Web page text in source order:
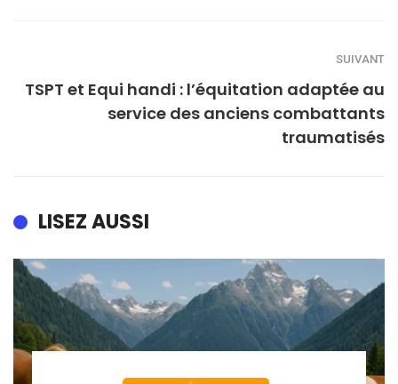
SUIVANT
TSPT et Equi handi : l’équitation adaptée au
service des anciens combattants
traumatisés
LISEZ AUSSI